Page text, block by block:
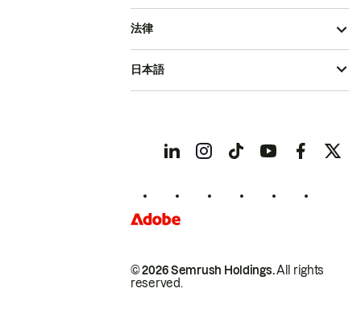
© 2026 Semrush Holdings.All rights
reserved.
法律
日本語